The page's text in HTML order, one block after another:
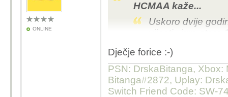
ONLINE
HCMAA kaže...
Uskoro dvije
vijesti...igre
dolazeći na
cijenu
Gameplay A ne
Nintendo preko
Dječje forice :-)
PSN: DrskaBitanga, Xbox:
Bitanga#2872, Uplay:
Switch Friend Code: SW-